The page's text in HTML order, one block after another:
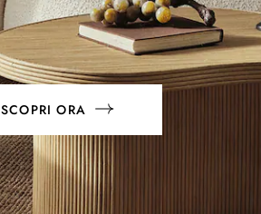
SCOPRI ORA